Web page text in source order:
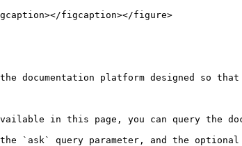
figcaption></figure>
documentation platform designed so
in this page, you can query the
the `ask` query parameter, and the